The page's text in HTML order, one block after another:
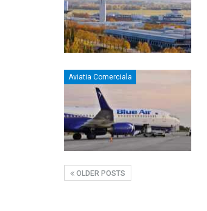
Aviatia Comerciala
OLDER POSTS